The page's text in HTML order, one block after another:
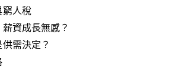
窮人稅
資成長無感？
需決定？